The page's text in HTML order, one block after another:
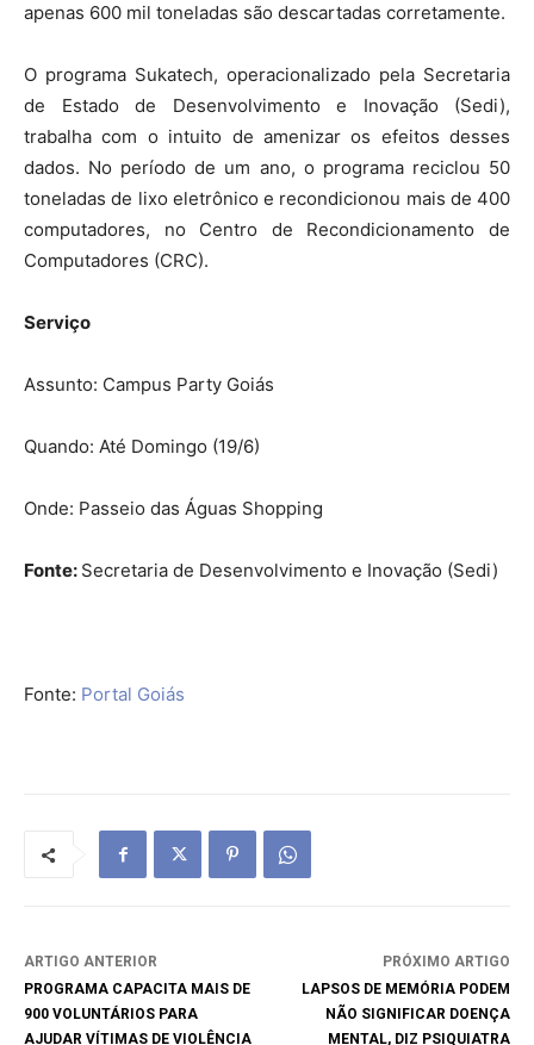
apenas 600 mil toneladas são descartadas corretamente.
O programa Sukatech, operacionalizado pela Secretaria
de Estado de Desenvolvimento e Inovação (Sedi),
trabalha com o intuito de amenizar os efeitos desses
dados. No período de um ano, o programa reciclou 50
toneladas de lixo eletrônico e recondicionou mais de 400
computadores, no Centro de Recondicionamento de
Computadores (CRC).
Serviço
Assunto: Campus Party Goiás
Quando: Até Domingo (19/6)
Onde: Passeio das Águas Shopping
Fonte: Secretaria de Desenvolvimento e Inovação (Sedi)
Fonte: Portal Goiás
ARTIGO ANTERIOR
PROGRAMA CAPACITA MAIS DE
900 VOLUNTÁRIOS PARA
AJUDAR VÍTIMAS DE VIOLÊNCIA
PRÓXIMO ARTIGO
LAPSOS DE MEMÓRIA PODEM
NÃO SIGNIFICAR DOENÇA
MENTAL, DIZ PSIQUIATRA